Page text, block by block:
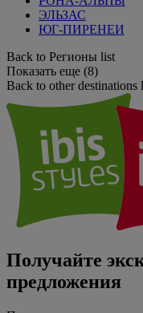
ЭЛЬЗАС
ЮГ-ПИРЕНЕИ
Back to Регионы list
Показать еще (8)
Back to other destinations
Получайте
предложения